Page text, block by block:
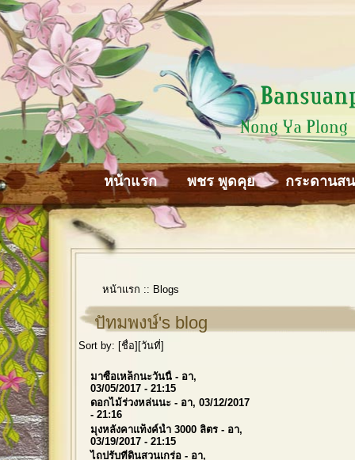
หน้าแรก พชร พูดคุย กระดานส
หน้าแรก :: Blogs
ปัทมพงษ์'s blog
Sort by: [ชื่อ][วันที่]
มาซื้อเหล็กนะวันนี้ - อา,
03/05/2017 - 21:15
ดอกไม้ร่วงหล่นนะ - อา, 03/12/2017
- 21:16
มุงหลังคาแท็งค์น้ำ 3000 ลิตร - อา,
03/19/2017 - 21:15
ไถปรับที่ดินสวนเกร่อ - อา,